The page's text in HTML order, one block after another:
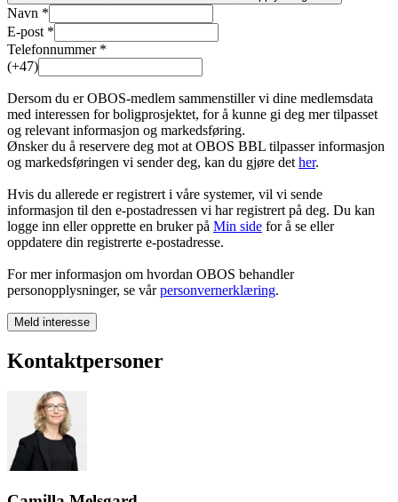
Navn *
E-post *
Telefonnummer *
(+47)
Dersom du er OBOS-medlem sammenstiller vi dine medlemsdata
med interessen for boligprosjektet, for å kunne gi deg mer tilpasset
og relevant informasjon og markedsføring.
Ønsker du å reservere deg mot at OBOS BBL tilpasser informasjon
og markedsføringen vi sender deg, kan du gjøre det her.
Hvis du allerede er registrert i våre systemer, vil vi sende
informasjon til den e-postadressen vi har registrert på deg. Du kan
logge inn eller opprette en bruker på Min side for å se eller
oppdatere din registrerte e-postadresse.
For mer informasjon om hvordan OBOS behandler
personopplysninger, se vårpersonvernerklæring.
Meld interesse
Kontaktpersoner